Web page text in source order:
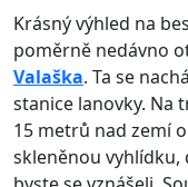
Krásný výhled na
poměrně nedávno
Valaška. Ta se
stanice lanovky. Na
15 metrů nad zemí
skleněnou vyhlídku,